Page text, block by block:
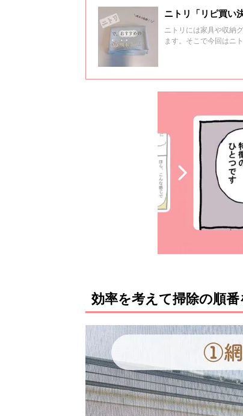
ニトリ「リピ買い
ニトリには家具や収納
ます。そこで今回はニ
効率を考えて掃除の順番